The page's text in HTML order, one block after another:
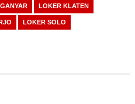
LOKER KLATEN
LOKER SOLO